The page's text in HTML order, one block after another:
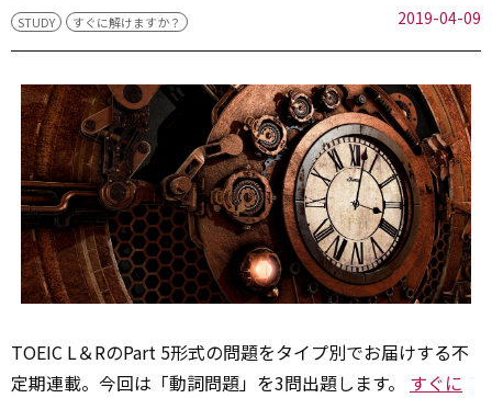
STUDY すぐに解けますか？ 2019-04-09
TOEIC L＆RのPart 5形式の問題をタイプ別でお届けする不
定期連載。今回は「動詞問題」を3問出題します。 すぐに